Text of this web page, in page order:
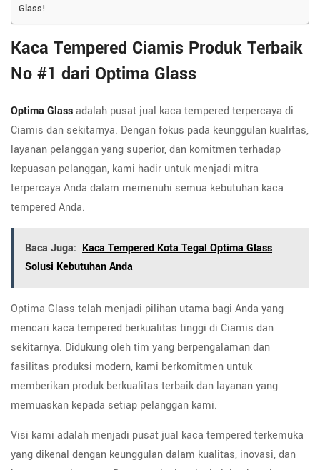
Glass!
Kaca Tempered Ciamis Produk Terbaik
No #1 dari Optima Glass
Optima Glassadalah pusat jual kaca tempered terpercaya di
Ciamis dan sekitarnya. Dengan fokus pada keunggulan kualitas,
layanan pelanggan yang superior, dan komitmen terhadap
kepuasan pelanggan, kami hadir untuk menjadi mitra
terpercaya Anda dalam memenuhi semua kebutuhan kaca
tempered Anda.
Baca Juga: Kaca Tempered Kota Tegal Optima Glass
Solusi Kebutuhan Anda
Optima Glass telah menjadi pilihan utama bagi Anda yang
mencari kaca tempered berkualitas tinggi di Ciamis dan
sekitarnya. Didukung oleh tim yang berpengalaman dan
fasilitas produksi modern, kami berkomitmen untuk
memberikan produk berkualitas terbaik dan layanan yang
memuaskan kepada setiap pelanggan kami.
Visi kami adalah menjadi pusat jual kaca tempered terkemuka
yang dikenal dengan keunggulan dalam kualitas, inovasi, dan